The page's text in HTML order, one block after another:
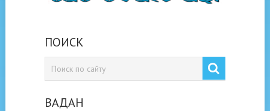
ПОИСК
ВАДАН